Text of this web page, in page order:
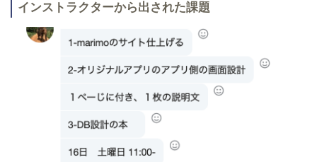
インストラクターから出された課題